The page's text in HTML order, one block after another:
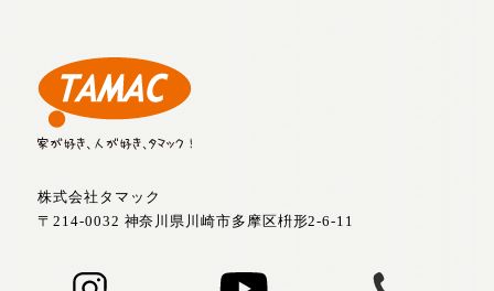
株式会社タマック
〒214-0032 神奈川県川崎市多摩区枡形2-6-11